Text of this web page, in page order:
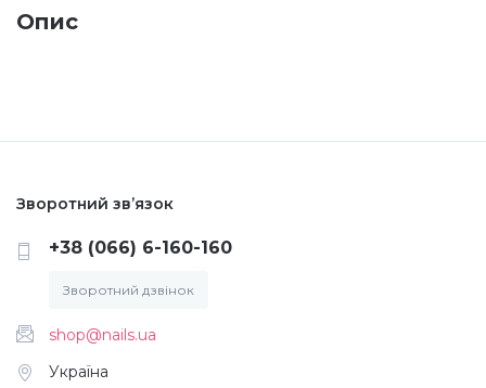
Брокат
Інші прикраси
Опис
Зворотний зв’язок
+38 (066) 6-160-160
Зворотний дзвінок
shop@nails.ua
Україна